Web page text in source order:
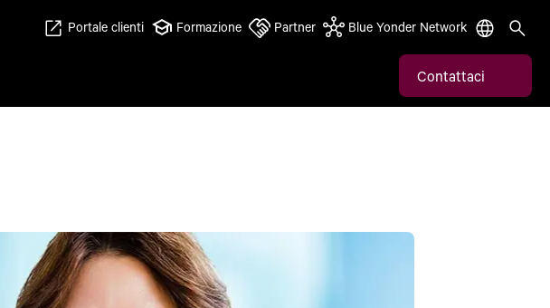
Portale clienti Formazione Partner Blue Yonder Network
Contattaci